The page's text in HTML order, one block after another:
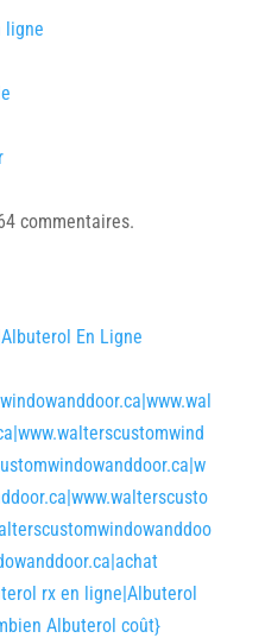
ligne
commentaires.
En Ligne
rx en ligne|Albuterol
Albuterol coût}